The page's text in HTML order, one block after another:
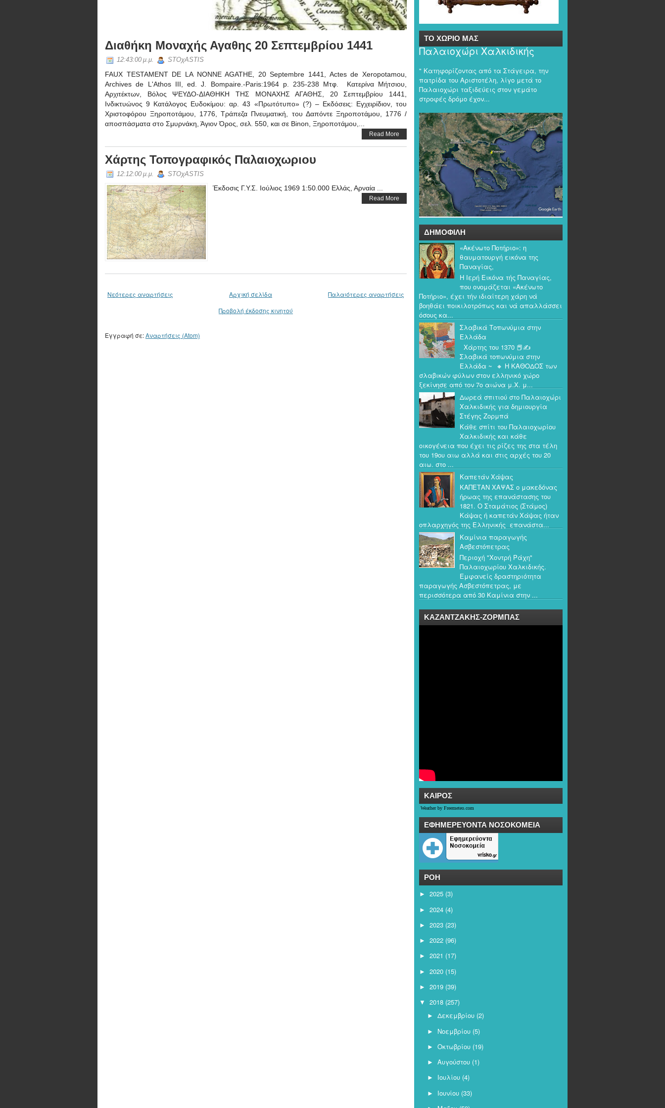
Διαθήκη Μοναχής Αγαθης 20 Σεπτεμβρίου 1441
12:43:00 μ.μ. STOχASTIS
FAUX TESTAMENT DE LA NONNE AGATHE, 20 Septembre 1441, Actes de Xeropotamou,
Archives de L'Athos III, ed. J. Bompaire.-Paris:1964 p. 235-238 Μτφ. Κατερίνα Μήτσιου,
Αρχιτέκτων, Βόλος ΨΕΥΔΟ-ΔΙΑΘΗΚΗ ΤΗΣ ΜΟΝΑΧΗΣ ΑΓΑΘΗΣ, 20 Σεπτεμβρίου 1441,
Ινδικτυώνος 9 Κατάλογος Ευδοκίμου: αρ. 43 «Πρωτότυπο» (?) – Εκδόσεις: Εγχειρίδιον, του
Χριστοφόρου Ξηροποτάμου, 1776, Τράπεζα Πνευματική, του Δαπόντε Ξηροποτάμου, 1776 /
αποσπάσματα στο Σμυρνάκη, Άγιον Όρος, σελ. 550, και σε Binon, Ξηροποτάμου,...
Read More
Χάρτης Τοπογραφικός Παλαιοχωριου
12:12:00 μ.μ. STOχASTIS
Έκδοσις Γ.Υ.Σ. Ιούλιος 1969 1:50.000 Ελλάς, Αρναία ...
Read More
Νεότερες αναρτήσεις Παλαιότερες αναρτήσεις
Αρχική σελίδα
Προβολή έκδοσης κινητού
Εγγραφή σε:Αναρτήσεις (Atom)
ΤΟ ΧΩΡΙΟ ΜΑΣ
Παλαιοχώρι Χαλκιδικής
" Κατηφορίζοντας από τα Στάγειρα, την
πατρίδα του Αριστοτέλη, λίγο μετά το
Παλαιοχώρι ταξιδεύεις στον γεμάτο
στροφές δρόμο έχον...
ΔΗΜΟΦΙΛΗ
«Ακένωτο Ποτήριο»: η
θαυματουργή εικόνα της
Παναγίας,
Η Ιερή Εικόνα τής Παναγίας,
που ονομάζεται «Ακένωτο
Ποτήριο», έχει τήν ιδιαίτερη χάρη νά
βοηθάει ποικιλοτρόπως και νά απαλλάσσει
όσους κα...
Σλαβικά Τοπωνύμια στην
Ελλάδα
Χάρτης του 1370 📕✍️
Σλαβικά τοπωνύμια στην
Ελλάδα ~ 🔸 Η ΚΑΘΟΔΟΣ των
σλαβικών φύλων στον ελληνικό χώρο
ξεκίνησε από τον 7ο αιώνα μ.Χ. μ...
Δωρεά σπιτιού στο Παλαιοχώρι
Χαλκιδικής για δημιουργία
Στέγης Ζορμπά
Κάθε σπίτι του Παλαιοχωρίου
Χαλκιδικής και κάθε
οικογένεια που έχει τις ρίζες της στα τέλη
του 19ου αιω αλλά και στις αρχές του 20
αιω. στο ...
Καπετάν Χάψας
ΚΑΠΕΤΑΝ ΧΑΨΑΣ ο μακεδόνας
ήρωας της επανάστασης του
1821. Ο Σταμάτιος (Στάμος)
Κάψας ή καπετάν Χάψας ήταν
οπλαρχηγός της Ελληνικής επανάστα...
Καμίνια παραγωγής
Ασβεστόπετρας
Περιοχή "Χοντρή Ράχη"
Παλαιοχωρίου Χαλκιδικής.
Εμφανείς δραστηριότητα
παραγωγής Ασβεστόπετρας, με
περισσότερα από 30 Καμίνια στην ...
ΚΑΖΑΝΤΖΑΚΗΣ-ΖΟΡΜΠΑΣ
ΚΑΙΡOΣ
Weather by Freemeteo.com
ΕΦΗΜΕΡΕΥΟΝΤΑ ΝΟΣΟΚΟΜΕΙΑ
ΡΟΗ
► 2025 (3)
► 2024 (4)
► 2023 (23)
► 2022 (96)
► 2021 (17)
► 2020 (15)
► 2019 (39)
▼ 2018 (257)
► Δεκεμβρίου (2)
► Νοεμβρίου (5)
► Οκτωβρίου (19)
► Αυγούστου (1)
► Ιουλίου (4)
► Ιουνίου (33)